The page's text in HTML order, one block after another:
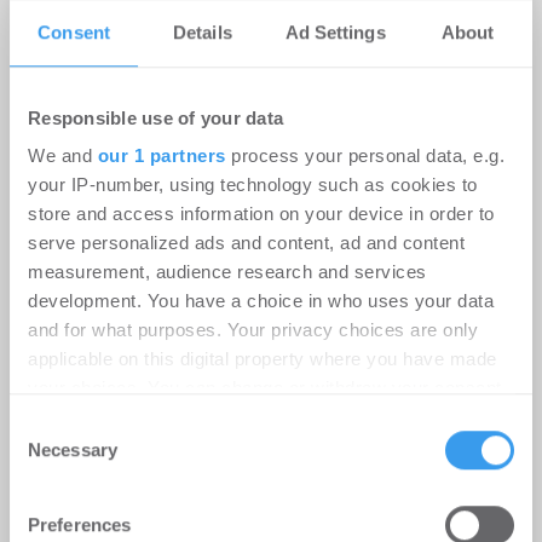
Consent Details Ad Settings About
Responsible use of your data
We and our 1 partners process your personal data, e.g.
your IP-number, using technology such as cookies to
store and access information on your device in order to
serve personalized ads and content, ad and content
measurement, audience research and services
development. You have a choice in who uses your data
and for what purposes. Your privacy choices are only
applicable on this digital property where you have made
the Privacy trigger icon.
Find out more about how your personal data is processed
and set your preferences in the
Selection
Necessary
Preferences
Management und Sonae Sierra
von 8 Einkaufscentern in Spanien
Shopping Center | Unternehmen-01.08.2026
Im Rahmen des neuen Joint Ventures von Norges
Bank Investment Management und Sonae Sierra
wurde eine Vereinbarung zum Erwerb von acht ...